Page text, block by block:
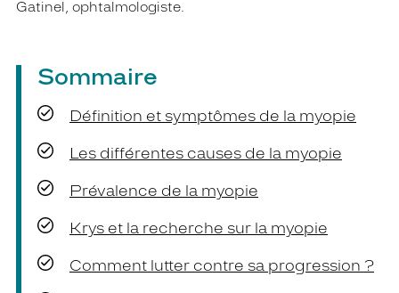
Gatinel, ophtalmologiste.
Sommaire
Définition et symptômes de la myopie
Les différentes causes de la myopie
Prévalence de la myopie
Krys et la recherche sur la myopie
Comment lutter contre sa progression ?